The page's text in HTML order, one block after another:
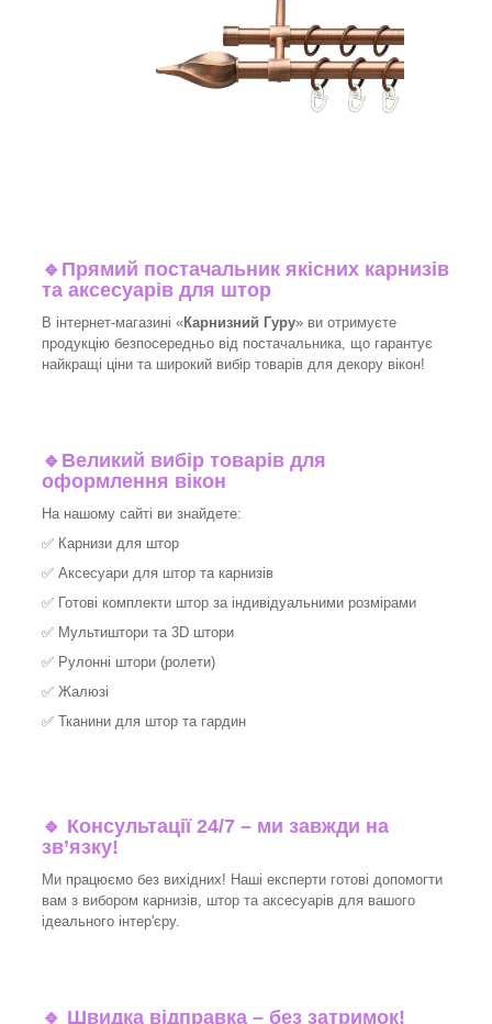
🔹 Прямий постачальник якісних карнизів
та аксесуарів для штор
В інтернет-магазині «Карнизний Гуру» ви отримуєте
продукцію безпосередньо від постачальника, що гарантує
найкращі ціни та широкий вибір товарів для декору вікон!
🔹 Великий вибір товарів для
оформлення вікон
На нашому сайті ви знайдете:
✅ Карнизи для штор
✅ Аксесуари для штор та карнизів
✅ Готові комплекти штор за індивідуальними розмірами
✅ Мультиштори та 3D штори
✅ Рулонні штори (ролети)
✅ Жалюзі
✅ Тканини для штор та гардин
🔹 Консультації 24/7 – ми завжди на
зв’язку!
Ми працюємо без вихідних! Наші експерти готові допомогти
вам з вибором карнизів, штор та аксесуарів для вашого
ідеального інтер'єру.
🔹 Швидка відправка – без затримок!